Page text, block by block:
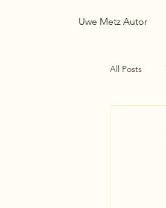
Uwe Metz Autor
All Posts